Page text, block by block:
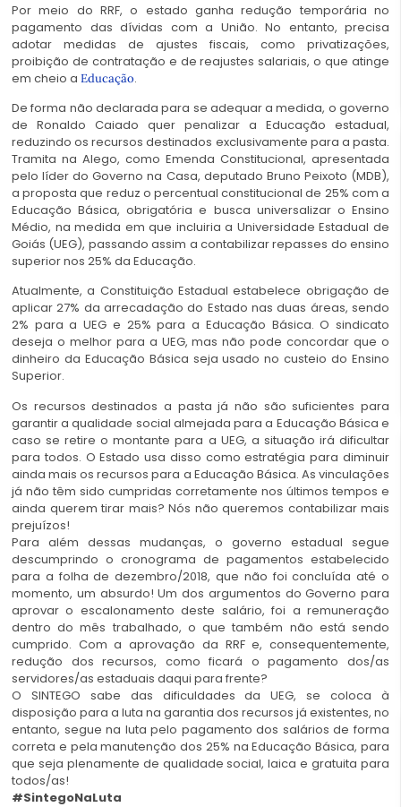
Por meio do RRF, o estado ganha redução temporária no
pagamento das dívidas com a União. No entanto, precisa
adotar medidas de ajustes fiscais, como privatizações,
proibição de contratação e de reajustes salariais, o que atinge
em cheio a Educação.
De forma não declarada para se adequar a medida, o governo
de Ronaldo Caiado quer penalizar a Educação estadual,
reduzindo os recursos destinados exclusivamente para a pasta.
Tramita na Alego, como Emenda Constitucional, apresentada
pelo líder do Governo na Casa, deputado Bruno Peixoto (MDB),
a proposta que reduz o percentual constitucional de 25% com a
Educação Básica, obrigatória e busca universalizar o Ensino
Médio, na medida em que incluiria a Universidade Estadual de
Goiás (UEG), passando assim a contabilizar repasses do ensino
superior nos 25% da Educação.
Atualmente, a Constituição Estadual estabelece obrigação de
aplicar 27% da arrecadação do Estado nas duas áreas, sendo
2% para a UEG e 25% para a Educação Básica. O sindicato
deseja o melhor para a UEG, mas não pode concordar que o
dinheiro da Educação Básica seja usado no custeio do Ensino
Superior.
Os recursos destinados a pasta já não são suficientes para
garantir a qualidade social almejada para a Educação Básica e
caso se retire o montante para a UEG, a situação irá dificultar
para todos. O Estado usa disso como estratégia para diminuir
ainda mais os recursos para a Educação Básica. As vinculações
já não têm sido cumpridas corretamente nos últimos tempos e
ainda querem tirar mais? Nós não queremos contabilizar mais
prejuízos!
Para além dessas mudanças, o governo estadual segue
descumprindo o cronograma de pagamentos estabelecido
para a folha de dezembro/2018, que não foi concluída até o
momento, um absurdo! Um dos argumentos do Governo para
aprovar o escalonamento deste salário, foi a remuneração
dentro do mês trabalhado, o que também não está sendo
cumprido. Com a aprovação da RRF e, consequentemente,
redução dos recursos, como ficará o pagamento dos/as
servidores/as estaduais daqui para frente?
O SINTEGO sabe das dificuldades da UEG, se coloca à
disposição para a luta na garantia dos recursos já existentes, no
entanto, segue na luta pelo pagamento dos salários de forma
correta e pela manutenção dos 25% na Educação Básica, para
que seja plenamente de qualidade social, laica e gratuita para
todos/as!
#SintegoNaLuta